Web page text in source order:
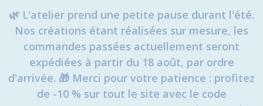
🌿 L'atelier prend une petite pause durant l'été.
Nos créations étant réalisées sur mesure, les
commandes passées actuellement seront
expédiées à partir du 18 août, par ordre
d'arrivée. 🎁 Merci pour votre patience : profitez
de -10 % sur tout le site avec le code